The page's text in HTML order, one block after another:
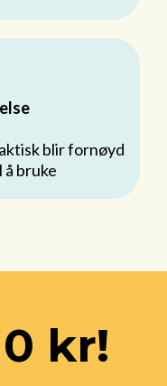
blir fornøyd
å bruke
kr!